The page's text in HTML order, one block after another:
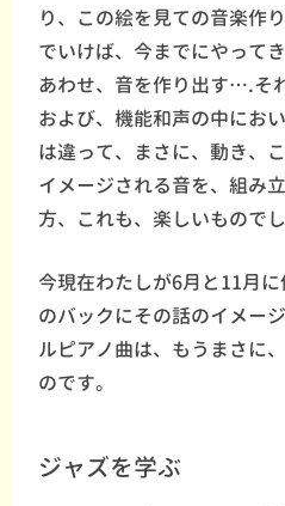
り、この絵を見ての音楽作
でいけば、今までにやって
あわせ、音を作り出す….そ
および、機能和声の中にお
は違って、まさに、動き、
イメージされる音を、組み
方、これも、楽しいものでし
今現在わたしが6月と11月
のバックにその話のイメー
ルピアノ曲は、もうまさに
のです。
ジャズを学ぶ